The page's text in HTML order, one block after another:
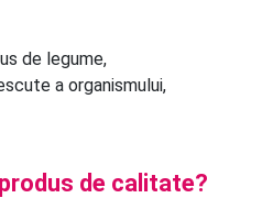
de legume,
a organismului,
de calitate?